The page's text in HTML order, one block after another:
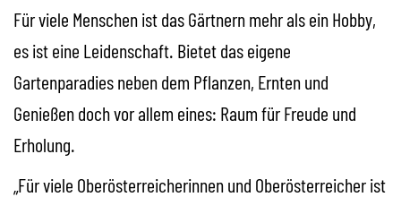
Für viele Menschen ist das Gärtnern mehr als ein Hobby,
es ist eine Leidenschaft. Bietet das eigene
Gartenparadies neben dem Pflanzen, Ernten und
Genießen doch vor allem eines: Raum für Freude und
Erholung.
„Für viele Oberösterreicherinnen und Oberösterreicher ist